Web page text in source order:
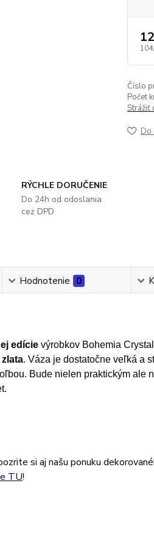
Číslo
Počet
Strážiť
Do
RÝCHLE DORUČENIE
Do 24h od odoslania
cez DPD
Hodnotenie 0
edícievýrobkov Bohemia
. Váza je dostatočne veľká a
Bude nielen praktickým ale
si aj našu ponuku
TU!